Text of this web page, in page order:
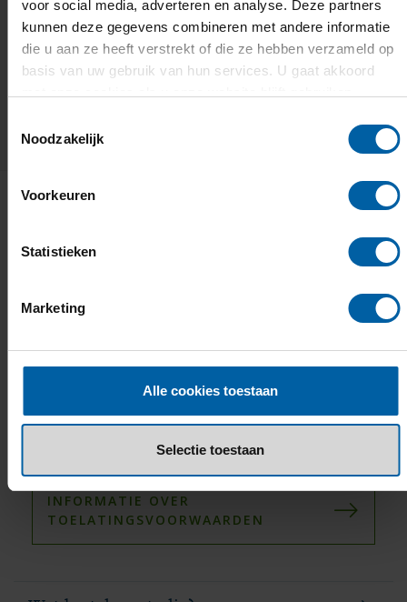
voor social media, adverteren en analyse. Deze partners
kunnen deze gegevens combineren met andere informatie
die u aan ze heeft verstrekt of die ze hebben verzameld op
basis van uw gebruik van hun services. U gaat akkoord
Noodzakelijk
Voorkeuren
Statistieken
Marketing
Alle cookies toestaan
Selectie toestaan
GA JE MEE OP REIS?
Met eenhavo-ofvwo-diplomaof eenmbo-4
diplomaben je toelaatbaar tot de hbo-opleiding
International Facility Management. Voldoe je niet
aan deze voorwaarden? Bekijk dan welke
er voor jou zijn.
INFORMATIE OVER
TOELATINGSVOORWAARDEN